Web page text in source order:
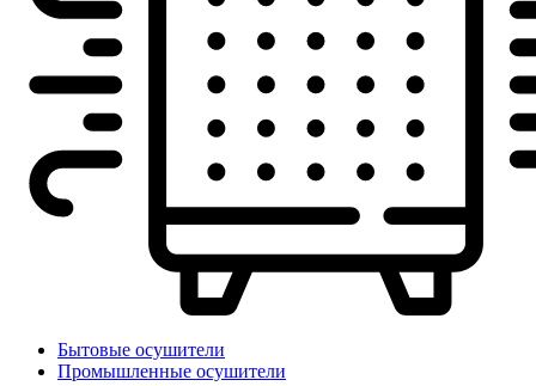
Бытовые осушители
Промышленные осушители